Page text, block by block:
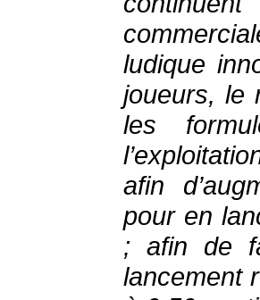
ludique
joueurs, le
les
afin
pour en
; afin de
lancement